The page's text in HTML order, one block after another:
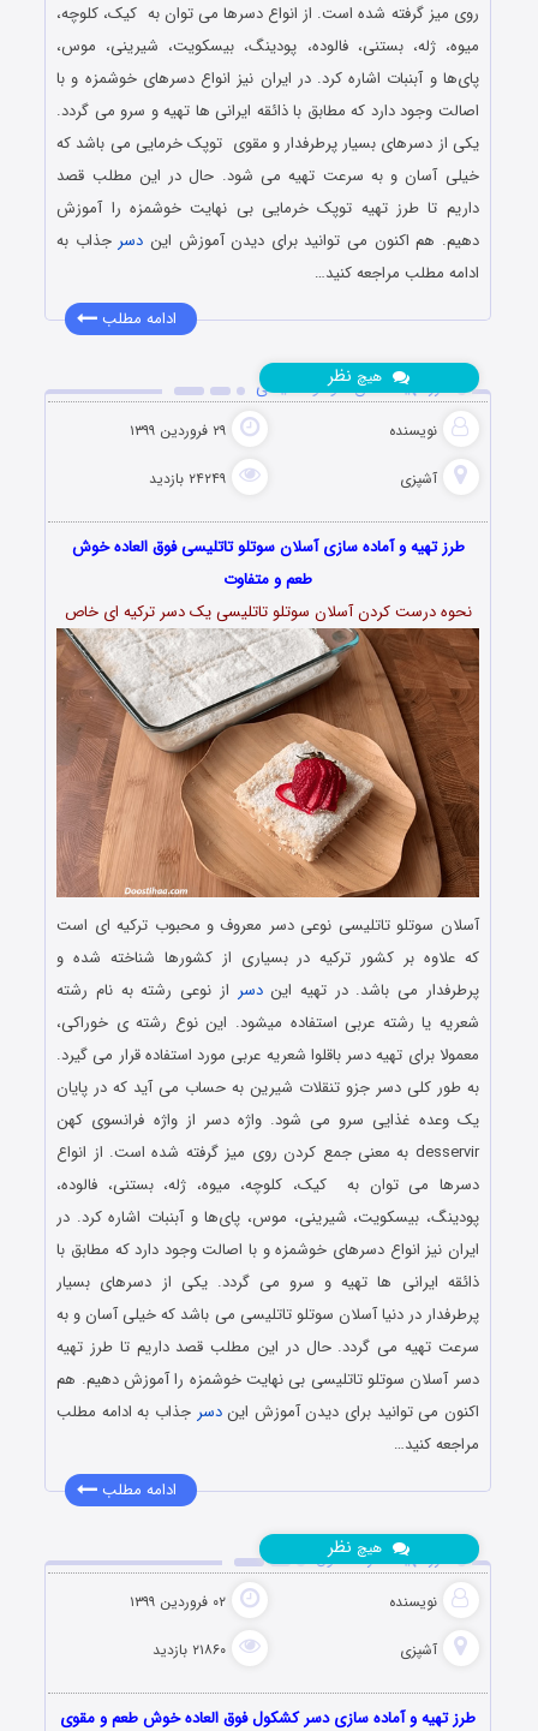
روی میز گرفته شده‌ است. از انواع دسرها می توان به کیک، کلوچه،
میوه، ژله، بستنی، فالوده، پودینگ، بیسکویت، شیرینی، موس،
پای‌ها و آبنبات‌ اشاره کرد. در ایران نیز انواع دسرهای خوشمزه و با
اصالت وجود دارد که مطابق با ذائقه ایرانی ها تهیه و سرو می گردد.
یکی از دسرهای بسیار پرطرفدار و مقوی توپک خرمایی می باشد که
خیلی آسان و به سرعت تهیه می شود. حال در این مطلب قصد
داریم تا طرز تهیه توپک خرمایی بی نهایت خوشمزه را آموزش
دهیم. هم اکنون می توانید برای دیدن آموزش این دسرجذاب به
ادامه مطلب مراجعه کنید…
ادامه مطلب
طرز تهیه آسلان سوتلو تاتلیسی
نویسنده ۲۹ فروردین ۱۳۹۹
آشپزی ۲۴۲۴۹ بازدید
هیچ نظر
طرز تهیه و آماده سازی آسلان سوتلو تاتلیسی فوق العاده خوش
طعم و متفاوت
نحوه درست کردن آسلان سوتلو تاتلیسی یک دسر ترکیه ای خاص
آسلان سوتلو تاتلیسی نوعی دسر معروف و محبوب ترکیه ای است
که علاوه بر کشور ترکیه در بسیاری از کشورها شناخته شده و
پرطرفدار می باشد. در تهیه ایندسر از نوعی رشته به نام رشته
شعریه یا رشته عربی استفاده میشود. این نوع رشته ی خوراکی،
معمولا برای تهیه دسر باقلوا شعریه عربی مورد استفاده قرار می گیرد.
به طور کلی دسر جزو تنقلات شیرین به حساب می آید که در پایان
یک وعده غذایی سرو می شود. واژه دسر از واژه فرانسوی کهن
desservir به معنی جمع کردن روی میز گرفته شده‌ است. از انواع
دسرها می توان به کیک، کلوچه، میوه، ژله، بستنی، فالوده،
پودینگ، بیسکویت، شیرینی، موس، پای‌ها و آبنبات‌ اشاره کرد. در
ایران نیز انواع دسرهای خوشمزه و با اصالت وجود دارد که مطابق با
ذائقه ایرانی ها تهیه و سرو می گردد. یکی از دسرهای بسیار
پرطرفدار در دنیا آسلان سوتلو تاتلیسی می باشد که خیلی آسان و به
سرعت تهیه می گردد. حال در این مطلب قصد داریم تا طرز تهیه
دسر آسلان سوتلو تاتلیسی بی نهایت خوشمزه را آموزش دهیم. هم
اکنون می توانید برای دیدن آموزش ایندسر جذاب به ادامه مطلب
مراجعه کنید…
ادامه مطلب
طرز تهیه دسر کشکول
نویسنده ۰۲ فروردین ۱۳۹۹
آشپزی ۲۱۸۶۰ بازدید
هیچ نظر
طرز تهیه و آماده سازی دسر کشکول فوق العاده خوش طعم و مقوی